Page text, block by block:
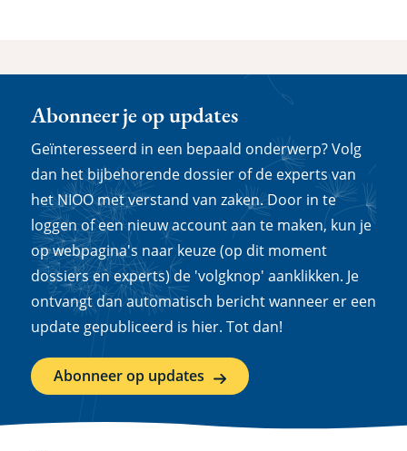
Abonneer je op updates
Geïnteresseerd in een bepaald onderwerp? Volg
dan het bijbehorende dossier of de experts van
het NIOO met verstand van zaken. Door in te
loggen of een nieuw account aan te maken, kun je
op webpagina's naar keuze (op dit moment
dossiers en experts) de 'volgknop' aanklikken. Je
ontvangt dan automatisch bericht wanneer er een
update gepubliceerd is hier. Tot dan!
Abonneer op updates